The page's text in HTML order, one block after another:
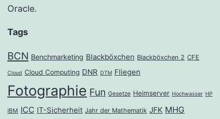
Oracle.
Tags
BCN Benchmarketing Blackböxchen Blackböxchen 2 CFE
Cloud Cloud Computing DNR DTM Fliegen
Fotographie Fun Gesetze Heimserver Hochwasser HP
IBM ICC IT-Sicherheit Jahr der Mathematik JFK MHG